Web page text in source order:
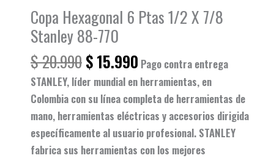
Copa Hexagonal 6 Ptas 1/2 X 7/8
Stanley 88-770
$20.990$15.990 Pago contra entrega
STANLEY, líder mundial en herramientas, en
Colombia con su línea completa de herramientas de
mano, herramientas eléctricas y accesorios dirigida
específicamente al usuario profesional. STANLEY
fabrica sus herramientas con los mejores